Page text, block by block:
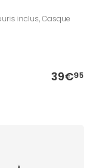
inclus, Casque
39€95